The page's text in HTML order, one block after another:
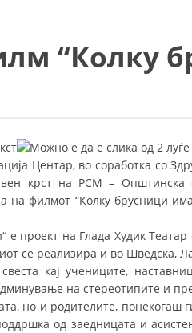
СТРУКТУРА
ЧЛЕНСТВО ВО
“Колку
Центар, во соработка со
крст на РСМ – Општинска
на филмот “Колку брусници
е проект на Глада Худик
се реализира и во Шведска,
кај учениците,
на стереотипите и
но и родителите, понекогаш
од заедницата и